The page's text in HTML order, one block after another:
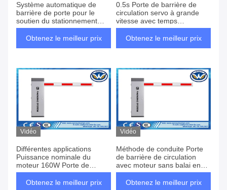
Système automatique de
barrière de porte pour le
soutien du stationnement
automobile
Obtenez le meilleur prix
0.5s Porte de barrière de
circulation servo à grande
vitesse avec temps
d'ouverture et de fermeture
réglable et vitesse du moteur
Obtenez le meilleur prix
Vidéo
Différentes applications
Puissance nominale du
moteur 160W Porte de
barrière pliante avec moteur
sans balai CC
Obtenez le meilleur prix
Vidéo
Méthode de conduite Porte
de barrière de circulation
avec moteur sans balai en
courant continu et heure
d'ouverture 1,5-6s
Obtenez le meilleur prix